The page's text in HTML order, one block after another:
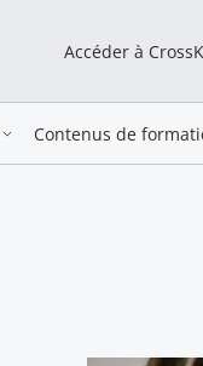
Accéder à
Contenus de